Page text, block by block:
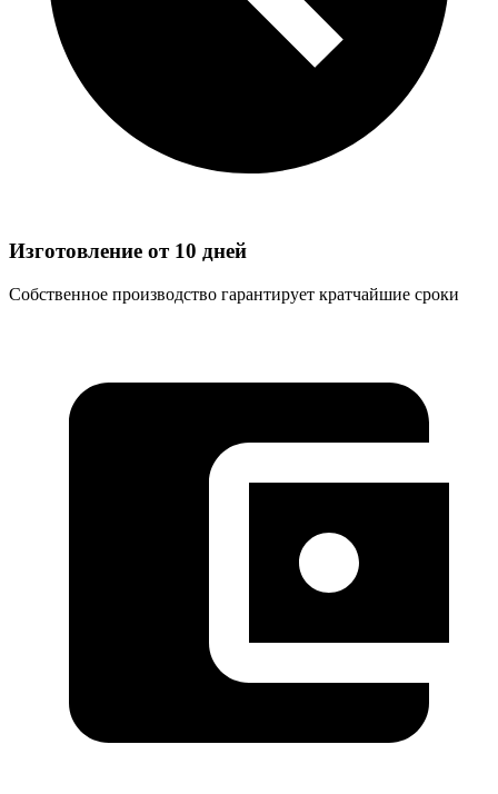
Изготовление от 10 дней
Собственное производство гарантирует кратчайшие сроки